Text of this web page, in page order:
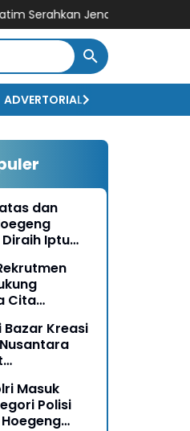
Jenazah Kelima Korban KM
ADVERTORIAL
dan
Iptu
di
Cita
Kreasi
Masuk
Polisi